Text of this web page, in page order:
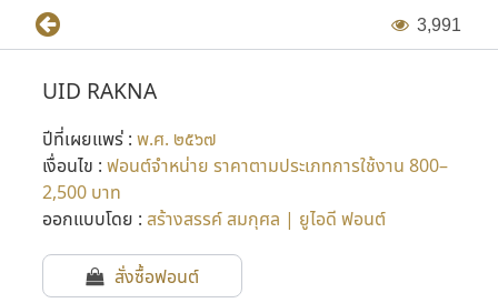
3,991
UID RAKNA
ปีที่เผยแพร่ : พ.ศ. ๒๕๖๗
เงื่อนไข : ฟอนต์จำหน่าย ราคาตามประเภทการใช้งาน 800–
2,500 บาท
ออกแบบโดย : สร้างสรรค์ สมกุศล | ยูไอดี ฟอนต์
สั่งซื้อฟอนต์